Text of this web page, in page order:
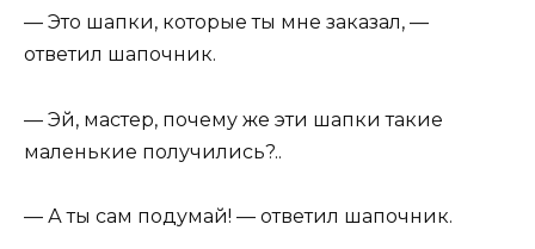
— Это шапки, которые ты мне заказал, —
ответил шапочник.
— Эй, мастер, почему же эти шапки такие
маленькие получились?..
— А ты сам подумай! — ответил шапочник.